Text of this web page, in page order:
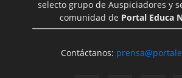
selecto grupo de Auspiciadores y
comunidad de Portal Educa
Contáctanos: